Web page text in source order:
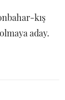
kış
aday.